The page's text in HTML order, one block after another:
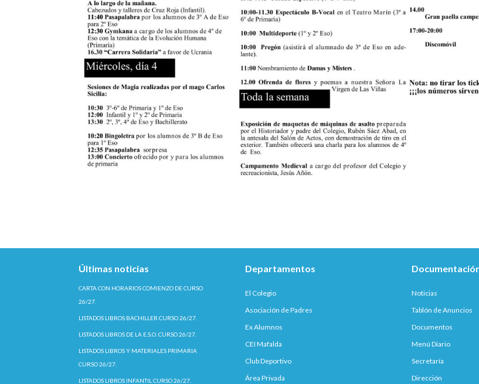
Últimas noticias
CARTA CON HORARIOS COMIENZO DE CURSO
26/27.
LISTADOS LIBROS BACHILLER CURSO 26/27.
LISTADOS LIBROS DE LA E.S.O. CURSO 26/27.
LISTADOS LIBROS Y MATERIALES PRIMARIA
CURSO 26/27.
LISTADOS LIBROS INFANTIL CURSO 26/27.
Departamentos
El Colegio
Asociación de Padres
Ex Alumnos
CEI Mafalda
Club Deportivo
Área Privada
Noticias
Tablón de Anuncios
Documentos
Menú Diario
Secretaría
Dirección